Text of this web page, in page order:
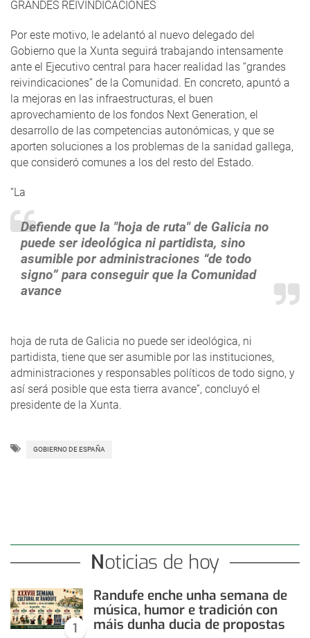
GRANDES REIVINDICACIONES
Por este motivo, le adelantó al nuevo delegado del
Gobierno que la Xunta seguirá trabajando intensamente
ante el Ejecutivo central para hacer realidad las “grandes
reivindicaciones” de la Comunidad. En concreto, apuntó a
la mejoras en las infraestructuras, el buen
aprovechamiento de los fondos Next Generation, el
desarrollo de las competencias autonómicas, y que se
aporten soluciones a los problemas de la sanidad gallega,
que consideró comunes a los del resto del Estado.
Defiende que la "hoja de ruta" de Galicia no
puede ser ideológica ni partidista, sino
asumible por administraciones “de todo
signo” para conseguir que la Comunidad
avance
“La
hoja de ruta de Galicia no puede ser ideológica, ni
partidista, tiene que ser asumible por las instituciones,
administraciones y responsables políticos de todo signo, y
así será posible que esta tierra avance”, concluyó el
presidente de la Xunta.
GOBIERNO DE ESPAÑA
Noticias de hoy
1
Randufe enche unha semana de
música, humor e tradición con
máis dunha ducia de propostas